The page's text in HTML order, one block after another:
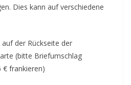
Dies kann auf verschiedene
der Rückseite der
(bitte Briefumschlag
€ frankieren)